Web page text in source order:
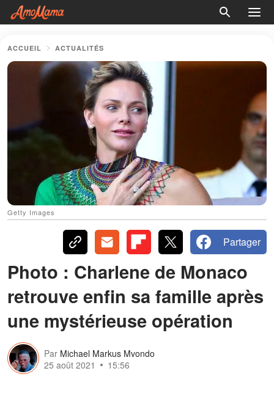
ACCUEIL ACTUALITÉS
Getty Images
Partager
Photo : Charlene de Monaco
retrouve enfin sa famille après
une mystérieuse opération
Par Michael Markus Mvondo
25 août 2021
15:56